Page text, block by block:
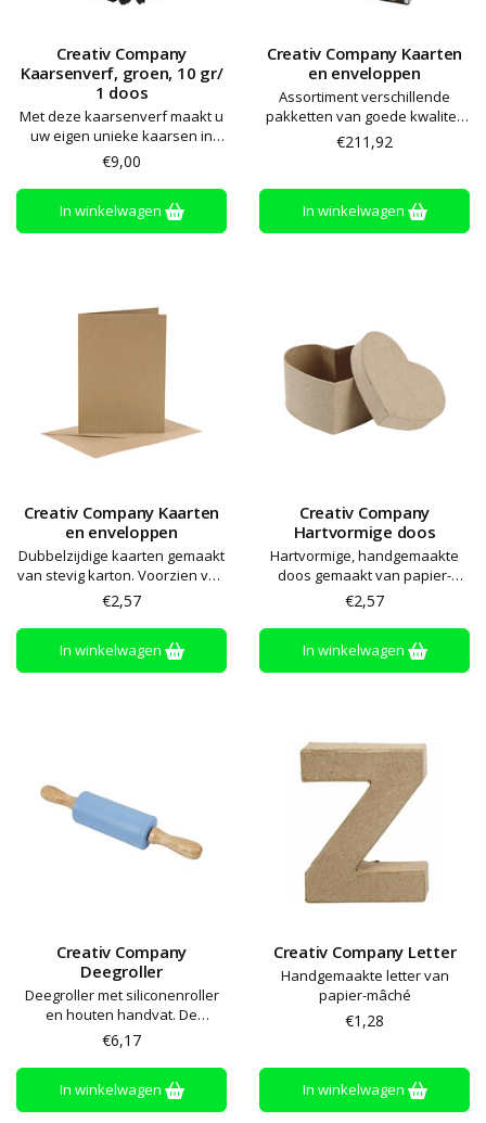
Creativ Company
Kaarsenverf, groen, 10 gr/
1 doos
Met deze kaarsenverf maakt u
uw eigen unieke kaarsen in
mooie kleuren. Geschikt voor
sojawas, paraffine en andere
kaarswas
€9,00
In winkelwagen
Creativ Company Kaarten
en enveloppen
Assortiment verschillende
pakketten van goede kwaliteit
sets kaarten en enveloppen in
een displaybox
€211,92
In winkelwagen
Creativ Company Kaarten
en enveloppen
Dubbelzijdige kaarten gemaakt
van stevig karton. Voorzien van
een bijpassende papieren
envelop met opnieuw
bevochtigbare gom op de flap
(bevochtig om de envelop te
verzegelen)
€2,57
In winkelwagen
Creativ Company
Hartvormige doos
Hartvormige, handgemaakte
doos gemaakt van papier-
maché
€2,57
In winkelwagen
Creativ Company
Deegroller
Deegroller met siliconenroller
en houten handvat. De
siliconenroller geeft gewicht
aan de deegroller en maakt het
gemakkelijk om cakedeeg, klei
en boetseermassa enz. uit te
rollen.
€6,17
In winkelwagen
Creativ Company Letter
Handgemaakte letter van
papier-mâché
€1,28
In winkelwagen